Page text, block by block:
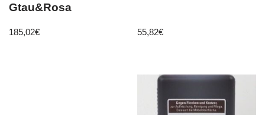
Gtau&Rosa
185,02€ 55,82€